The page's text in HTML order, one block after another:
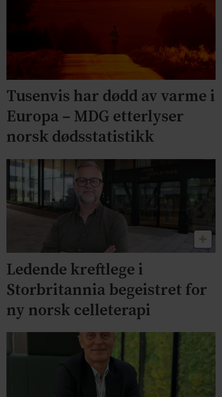
Tusenvis har dødd av varme i
Europa – MDG etterlyser
norsk dødsstatistikk
Ledende kreftlege i
Storbritannia begeistret for
ny norsk celleterapi